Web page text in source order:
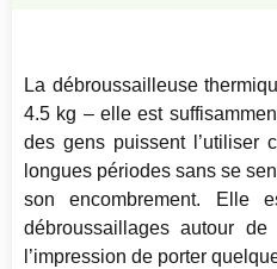
La débroussailleuse
4.5 kg – elle est
des gens puissent l’utiliser
longues périodes sans se
son encombrement. Elle
débroussaillages autour
l’impression de porter